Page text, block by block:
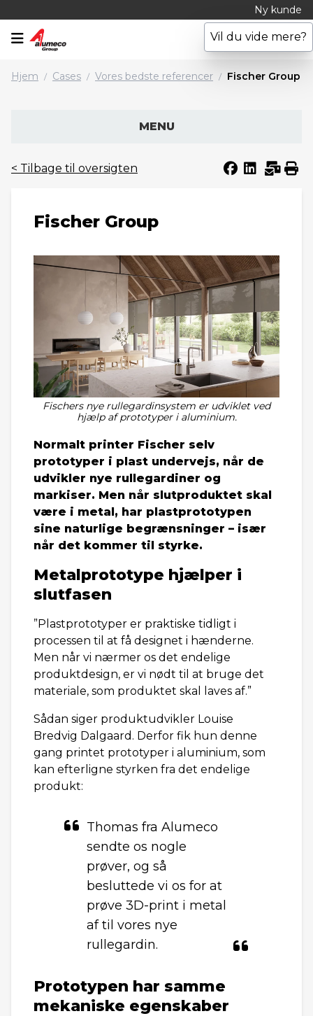
Ny kunde
(0)
Hjem / Cases / Vores bedste referencer / Fischer Group
MENU
< Tilbage til oversigten
Fischer Group
Fischers nye rullegardinsystem er udviklet ved
hjælp af prototyper i aluminium.
Normalt printer Fischer selv
prototyper i plast undervejs, når de
udvikler nye rullegardiner og
markiser. Men når slutproduktet skal
være i metal, har plastprototypen
sine naturlige begrænsninger – især
når det kommer til styrke.
Metalprototype hjælper i
slutfasen
”Plastprototyper er praktiske tidligt i
processen til at få designet i hænderne.
Men når vi nærmer os det endelige
produktdesign, er vi nødt til at bruge det
materiale, som produktet skal laves af.”
Sådan siger produktudvikler Louise
Bredvig Dalgaard. Derfor fik hun denne
gang printet prototyper i aluminium, som
kan efterligne styrken fra det endelige
produkt:
Thomas fra Alumeco
sendte os nogle
prøver, og så
besluttede vi os for at
prøve 3D-print i metal
af til vores nye
rullegardin.
Prototypen har samme
mekaniske egenskaber
Vil du vide mere?